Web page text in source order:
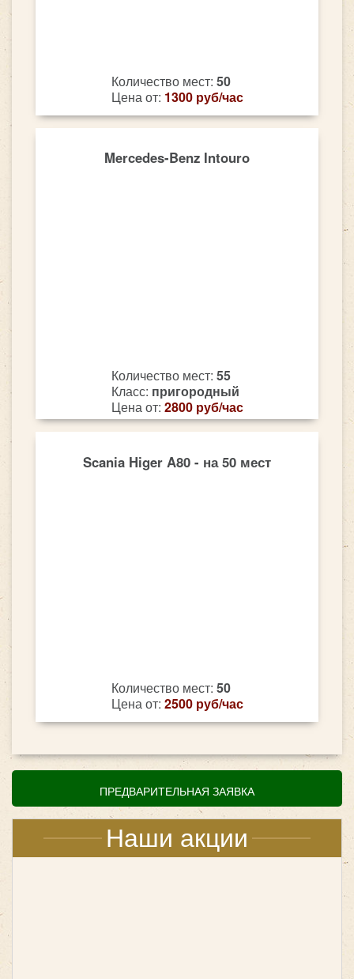
ПРЕДВАРИТЕЛЬНАЯ ЗАЯВКА
Наши акции
Количество мест: 50
Цена от: 1300 руб/час
Mercedes-Benz Intouro
Количество мест: 55
Класс: пригородный
Цена от: 2800 руб/час
Scania Higer A80 - на 50 мест
Количество мест: 50
Цена от: 2500 руб/час